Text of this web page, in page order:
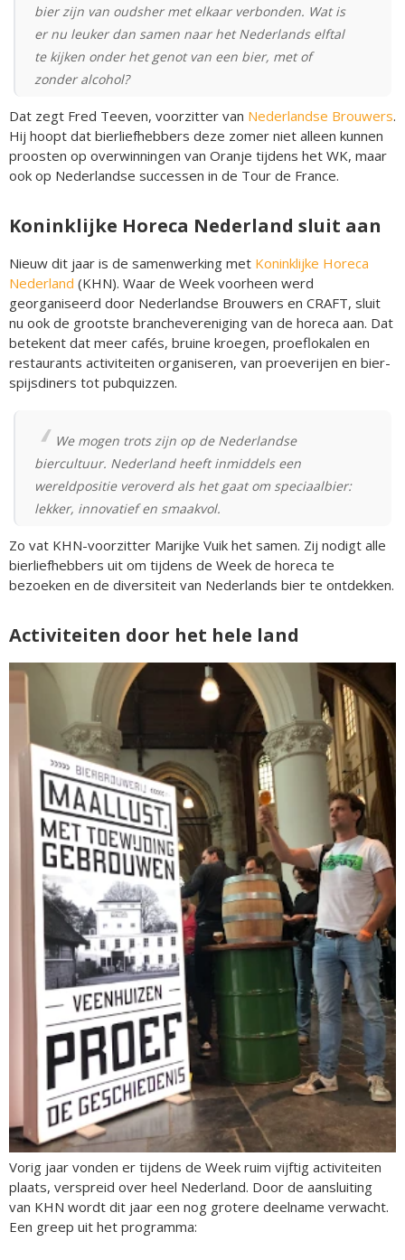
bier zijn van oudsher met elkaar verbonden. Wat is
er nu leuker dan samen naar het Nederlands elftal
te kijken onder het genot van een bier, met of
zonder alcohol?
Dat zegt Fred Teeven, voorzitter van Nederlandse Brouwers.
Hij hoopt dat bierliefhebbers deze zomer niet alleen kunnen
proosten op overwinningen van Oranje tijdens het WK, maar
ook op Nederlandse successen in de Tour de France.
Koninklijke Horeca Nederland sluit aan
Nieuw dit jaar is de samenwerking met Koninklijke Horeca
Nederland (KHN). Waar de Week voorheen werd
georganiseerd door Nederlandse Brouwers en CRAFT, sluit
nu ook de grootste branchevereniging van de horeca aan. Dat
betekent dat meer cafés, bruine kroegen, proeflokalen en
restaurants activiteiten organiseren, van proeverijen en bier-
spijsdiners tot pubquizzen.
We mogen trots zijn op de Nederlandse
biercultuur. Nederland heeft inmiddels een
wereldpositie veroverd als het gaat om speciaalbier:
lekker, innovatief en smaakvol.
Zo vat KHN-voorzitter Marijke Vuik het samen. Zij nodigt alle
bierliefhebbers uit om tijdens de Week de horeca te
bezoeken en de diversiteit van Nederlands bier te ontdekken.
Activiteiten door het hele land
Vorig jaar vonden er tijdens de Week ruim vijftig activiteiten
plaats, verspreid over heel Nederland. Door de aansluiting
van KHN wordt dit jaar een nog grotere deelname verwacht.
Een greep uit het programma: